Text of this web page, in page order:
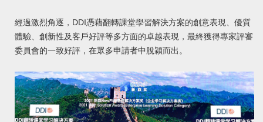
經過激烈角逐，DDI憑藉翻轉課堂學習解決方案的創意表現、優質
體驗、創新性及客戶好評等多方面的卓越表現，最終獲得專家評審
委員會的一致好評，在眾多申請者中脫穎而出。